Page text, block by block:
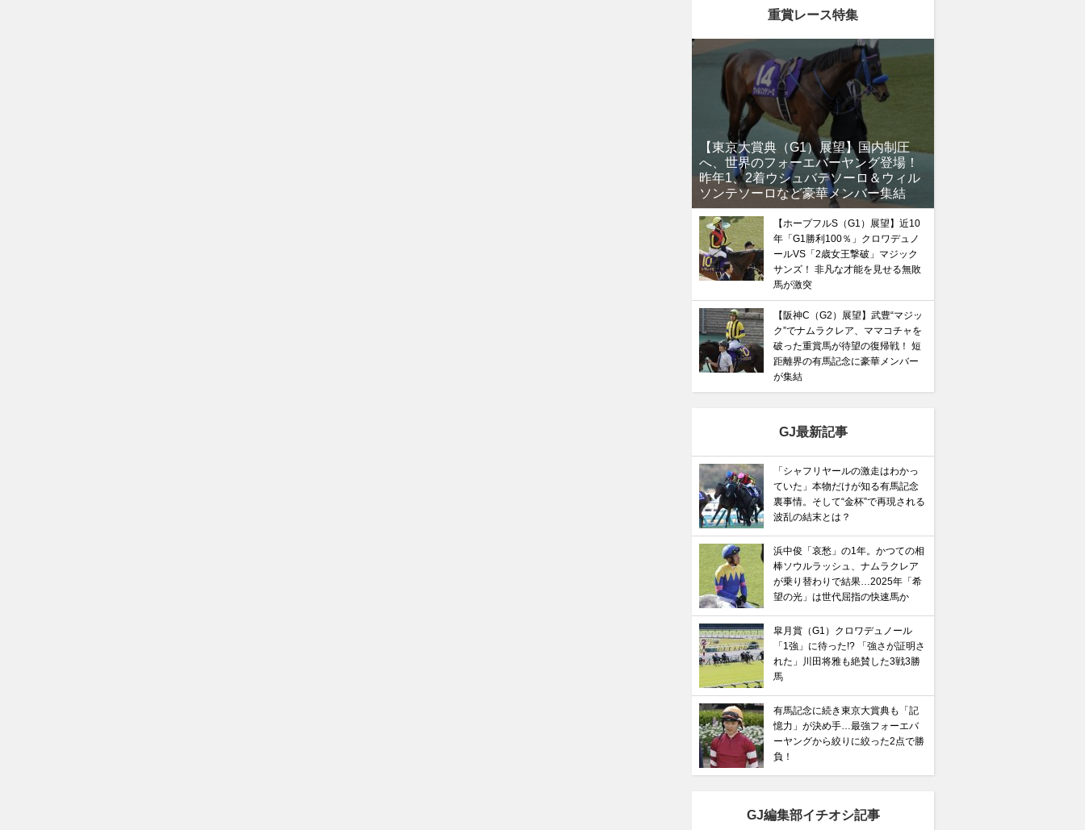
重賞レース特集
【東京大賞典（G1）展望】国内制圧
へ、世界のフォーエバーヤング登場！
昨年1、2着ウシュバテソーロ＆ウィル
ソンテソーロなど豪華メンバー集結
【ホープフルS（G1）展望】近10
年「G1勝利100％」クロワデュノ
ールVS「2歳女王撃破」マジック
サンズ！ 非凡な才能を見せる無敗
馬が激突
【阪神C（G2）展望】武豊“マジッ
ク”でナムラクレア、ママコチャを
破った重賞馬が待望の復帰戦！ 短
距離界の有馬記念に豪華メンバー
が集結
GJ最新記事
「シャフリヤールの激走はわかっ
ていた」本物だけが知る有馬記念
裏事情。そして“金杯”で再現される
波乱の結末とは？
浜中俊「哀愁」の1年。かつての相
棒ソウルラッシュ、ナムラクレア
が乗り替わりで結果…2025年「希
望の光」は世代屈指の快速馬か
皐月賞（G1）クロワデュノール
「1強」に待った!? 「強さが証明さ
れた」川田将雅も絶賛した3戦3勝
馬
有馬記念に続き東京大賞典も「記
憶力」が決め手…最強フォーエバ
ーヤングから絞りに絞った2点で勝
負！
GJ編集部イチオシ記事